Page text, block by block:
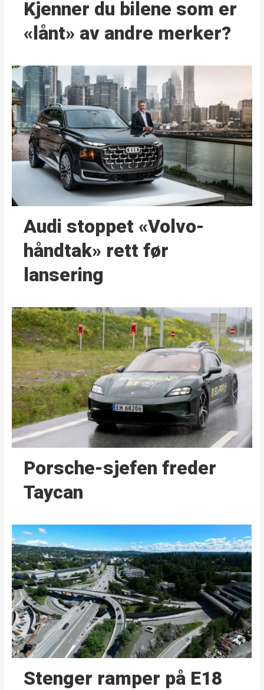
Kjenner du bilene som er
«lånt» av andre merker?
Audi stoppet «Volvo-
håndtak» rett før
lansering
Porsche-sjefen freder
Taycan
Stenger ramper på E18